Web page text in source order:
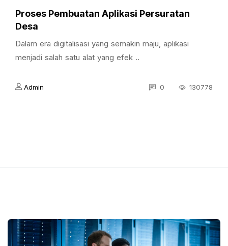
Proses Pembuatan Aplikasi Persuratan
Desa
Dalam era digitalisasi yang semakin maju, aplikasi
menjadi salah satu alat yang efek ..
Admin 0 130778